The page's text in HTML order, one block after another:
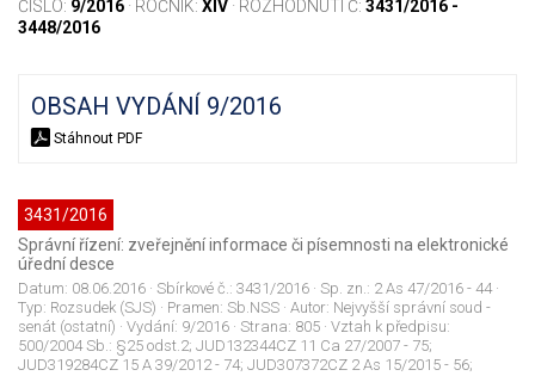
ČÍSLO: 9/2016 · ROČNÍK: XIV · ROZHODNUTÍ Č: 3431/2016 -
3448/2016
OBSAH VYDÁNÍ 9/2016
Stáhnout PDF
3431/2016
Správní řízení: zveřejnění informace či písemnosti na elektronické
úřední desce
Datum: 08.06.2016 · Sbírkové č.: 3431/2016 · Sp. zn.: 2 As 47/2016 - 44·
Typ: Rozsudek (SJS) · Pramen: Sb.NSS · Autor: Nejvyšší správní soud -
senát (ostatní) · Vydání: 9/2016 · Strana: 805 · Vztah k předpisu:
500/2004 Sb.: §25 odst.2; JUD132344CZ 11 Ca 27/2007 - 75;
JUD319284CZ 15 A 39/2012 - 74; JUD307372CZ 2 As 15/2015 - 56;